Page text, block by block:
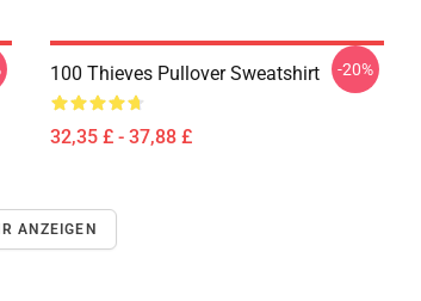
100 Thieves Pullover Sweatshirt
32,35 £ - 37,88 £
-20%
ANZEIGEN